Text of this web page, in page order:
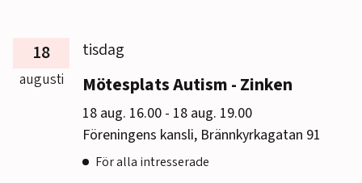
18
augusti
tisdag
Mötesplats Autism - Zinken
18 aug. 16.00 till
- 18 aug. 19.00
Föreningens kansli, Brännkyrkagatan 91
För alla intresserade